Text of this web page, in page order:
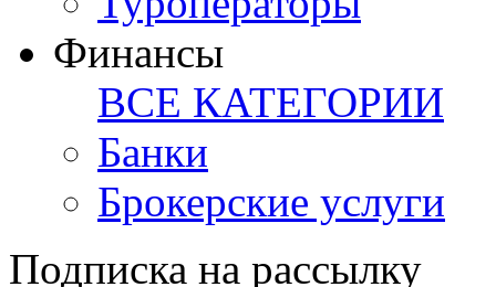
Финансы
ВСЕ КАТЕГОРИИ
Банки
Брокерские услуги
Подписка на рассылку